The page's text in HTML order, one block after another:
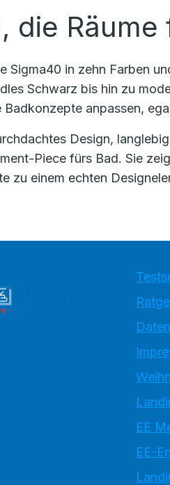
die Räume
Sigma40 in zehn Farben
Schwarz bis hin zu
Badkonzepte anpassen,
Design,
Piece fürs Bad. Sie
zu einem echten
EE
EE-